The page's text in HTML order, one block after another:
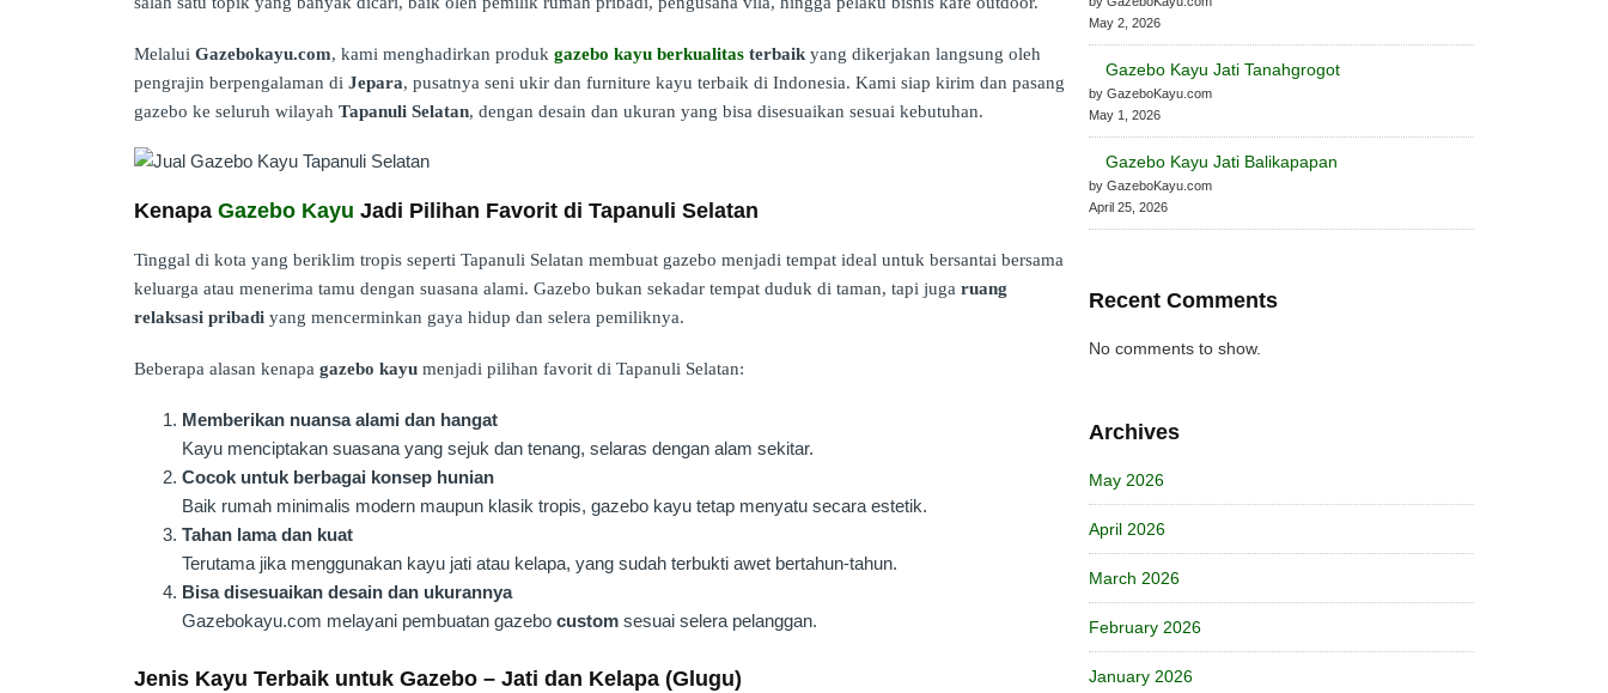
Melalui Gazebokayu.com, kami menghadirkan produk gazebo kayu berkualitas terbaik yang dikerjakan langsung oleh
pengrajin berpengalaman di Jepara, pusatnya seni ukir dan furniture kayu terbaik di Indonesia. Kami siap kirim dan pasang
gazebo ke seluruh wilayah Tapanuli Selatan, dengan desain dan ukuran yang bisa disesuaikan sesuai kebutuhan.
Kenapa Gazebo Kayu Jadi Pilihan Favorit di Tapanuli Selatan
Tinggal di kota yang beriklim tropis seperti Tapanuli Selatan membuat gazebo menjadi tempat ideal untuk bersantai bersama
keluarga atau menerima tamu dengan suasana alami. Gazebo bukan sekadar tempat duduk di taman, tapi juga ruang
relaksasi pribadi yang mencerminkan gaya hidup dan selera pemiliknya.
Beberapa alasan kenapa gazebo kayu menjadi pilihan favorit di Tapanuli Selatan:
Memberikan nuansa alami dan hangat
Kayu menciptakan suasana yang sejuk dan tenang, selaras dengan alam sekitar.
Cocok untuk berbagai konsep hunian
Baik rumah minimalis modern maupun klasik tropis, gazebo kayu tetap menyatu secara estetik.
Tahan lama dan kuat
Terutama jika menggunakan kayu jati atau kelapa, yang sudah terbukti awet bertahun-tahun.
Bisa disesuaikan desain dan ukurannya
Gazebokayu.com melayani pembuatan gazebo custom sesuai selera pelanggan.
Jenis Kayu Terbaik untuk Gazebo – Jati dan Kelapa (Glugu)
May 2, 2026
Gazebo Kayu Jati Tanahgrogot
by GazeboKayu.com
May 1, 2026
Gazebo Kayu Jati Balikapapan
by GazeboKayu.com
April 25, 2026
Recent Comments
No comments to show.
Archives
May 2026
April 2026
March 2026
February 2026
January 2026